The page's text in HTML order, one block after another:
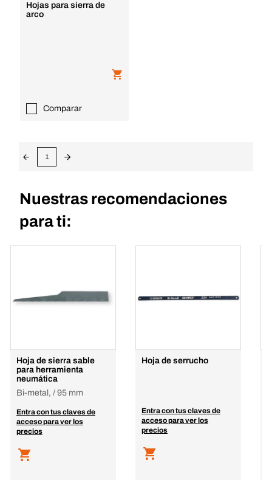
Hojas para sierra de
arco
Comparar
1
Nuestras recomendaciones
para ti:
Hoja de sierra sable
para herramienta
neumática
Bi-metal, / 95 mm
Entra con tus claves de
acceso para ver los
precios
Hoja de serrucho
Entra con tus claves de
acceso para ver los
precios